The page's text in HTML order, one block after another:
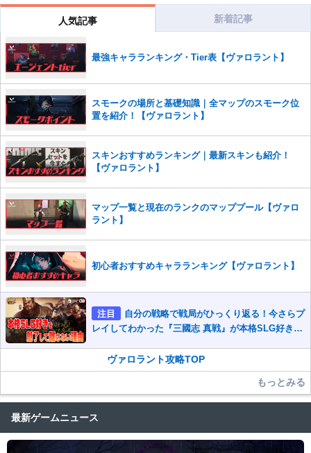
だけますでしょうか。
※投稿内容を確認後、順次対応さ
せていただきます。ご了承ください。
※一度削除したコメントは復元ができませんのでご注意くだ
また、過度な利用規約の違反や、弊社に損害の及ぶ内容の書き込みがあ
った場合は、法的措置をとらせていただく場合もございますので、あら
人気記事 新着記事
最強キャラランキング・Tier表【ヴァロラント】
スモークの場所と基礎知識｜全マップのスモーク位
置を紹介！【ヴァロラント】
スキンおすすめランキング｜最新スキンも紹介！
【ヴァロラント】
マップ一覧と現在のランクのマッププール【ヴァロ
ラント】
初心者おすすめキャラランキング【ヴァロラント】
注目
自分の戦略で戦局がひっくり返る！今さらプ
レイしてわかった『三國志 真戦』が本格SLG好きを
ヴァロラント攻略TOP
もっとみる
最新ゲームニュース